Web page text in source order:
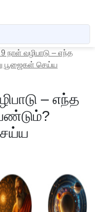
9 நாள் வழிபாடு – எந்த
பூஜைகள் செய்ய
– எந்த